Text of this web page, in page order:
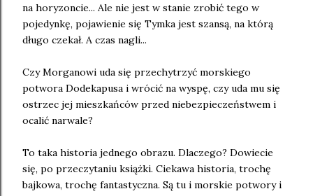
na horyzoncie... Ale nie jest w stanie zrobić tego w
pojedynkę, pojawienie się Tymka jest szansą, na którą
długo czekał. A czas nagli...
Czy Morganowi uda się przechytrzyć morskiego
potwora Dodekapusa i wrócić na wyspę, czy uda mu się
ostrzec jej mieszkańców przed niebezpieczeństwem i
ocalić narwale?
To taka historia jednego obrazu. Dlaczego? Dowiecie
się, po przeczytaniu książki. Ciekawa historia, trochę
bajkowa, trochę fantastyczna. Są tu i morskie potwory i